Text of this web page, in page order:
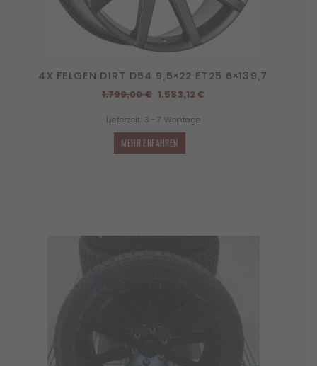
4X FELGEN DIRT D54 9,5×22 ET25 6×139,7
1.799,00€ Ursprünglicher
war:
1.799,00 €
1.583,12€Aktueller
Lieferzeit: 3 - 7 Werktage
MEHR ERFAHREN